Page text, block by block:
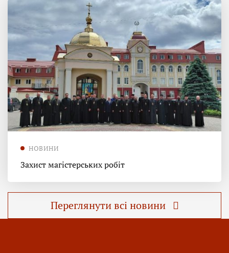
НОВИНИ
Захист магістерських робіт
Переглянути всі новини